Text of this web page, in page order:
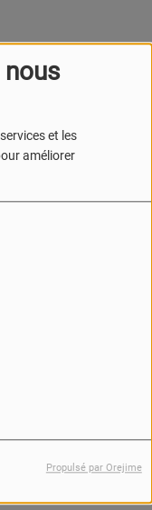
et les
améliorer
Propulsé par Orejime